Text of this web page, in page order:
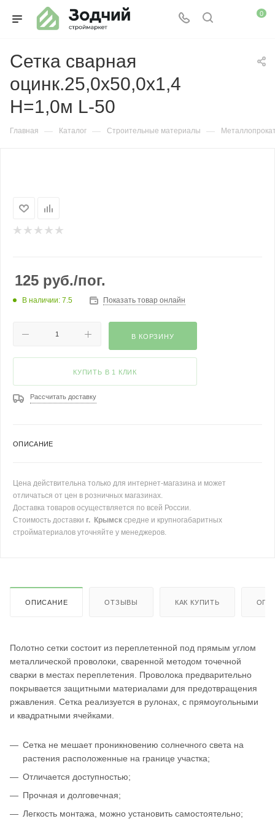
0
Сетка сварная
оцинк.25,0х50,0х1,4
H=1,0м L-50
Главная — Каталог — Строительные материалы —
125 руб./пог.
В наличии: 7.5 Показать товар онлайн
В КОРЗИНУ
КУПИТЬ В 1 КЛИК
Рассчитать доставку
ОПИСАНИЕ
Цена действительна только для интернет-магазина и может
отличаться от цен в розничных магазинах.
Доставка товаров осуществляется по всей России.
Стоимость доставки г. Крымск средне и крупногабаритных
стройматериалов уточняйте у менеджеров.
ОПИСАНИЕ ОТЗЫВЫ КАК КУПИТЬ
Полотно сетки состоит из переплетенной под прямым углом
металлической проволоки, сваренной методом точечной
сварки в местах переплетения. Проволока предварительно
покрывается защитными материалами для предотвращения
ржавления. Сетка реализуется в рулонах, с прямоугольными
и квадратными ячейками.
Сетка не мешает проникновению солнечного света на
растения расположенные на границе участка;
Отличается доступностью;
Прочная и долговечная;
Легкость монтажа, можно установить самостоятельно;